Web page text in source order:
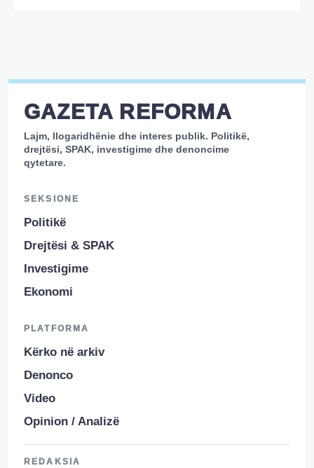
GAZETA REFORMA
Lajm, llogaridhënie dhe interes publik. Politikë,
drejtësi, SPAK, investigime dhe denoncime
qytetare.
SEKSIONE
Politikë
Drejtësi & SPAK
Investigime
Ekonomi
PLATFORMA
Kërko në arkiv
Denonco
Video
Opinion / Analizë
REDAKSIA